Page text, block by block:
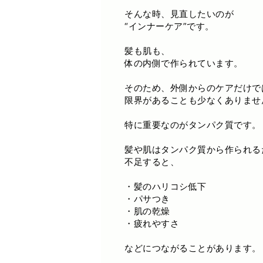
そんな時、見直したいのが
“インナーケア”です。
髪も肌も、
体の内側で作られています。
そのため、外側からのケアだけで
限界があることも少なくありませ
特に重要なのがタンパク質です。
髪や肌はタンパク質から作られる
不足すると、
・髪のハリコシ低下
・パサつき
・肌の乾燥
・疲れやすさ
などにつながることがあります。